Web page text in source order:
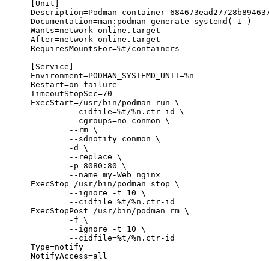
[Unit]
Description=Podman container-
Documentation=man:podman-generate-systemd( 1 )
Wants=network-online.target
After=network-online.target
RequiresMountsFor=%t/containers
[Service]
Environment=PODMAN_SYSTEMD_UNIT=%n
Restart=on-failure
TimeoutStopSec=70
ExecStart=/usr/bin/podman run \
	--cidfile=%t/%n.ctr-id \
	--cgroups=no-conmon \
	--rm \
	--sdnotify=conmon \
	-d \
	--replace \
	-p 8080:80 \
	--name my-Web nginx
ExecStop=/usr/bin/podman stop \
	--ignore -t 10 \
	--cidfile=%t/%n.ctr-id
ExecStopPost=/usr/bin/podman rm \
	-f \
	--ignore -t 10 \
	--cidfile=%t/%n.ctr-id
Type=notify
NotifyAccess=all